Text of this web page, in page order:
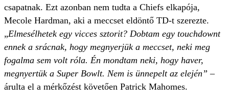
csapatnak. Ezt azonban nem tudta a Chiefs elkapója,
Mecole Hardman, aki a meccset eldöntő TD-t szerezte.
„Elmesélhetek egy vicces sztorit? Dobtam egy touchdownt
ennek a srácnak, hogy megnyerjük a meccset, neki meg
fogalma sem volt róla. Én mondtam neki, hogy haver,
megnyertük a Super Bowlt. Nem is ünnepelt az elején” –
árulta el a mérkőzést követően Patrick Mahomes.